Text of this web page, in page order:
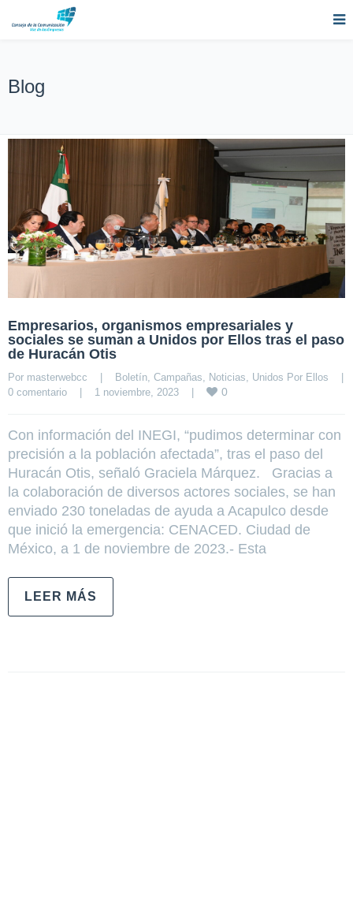
Blog
Empresarios, organismos empresariales y
sociales se suman a Unidos por Ellos tras el paso
de Huracán Otis
Por masterwebcc | Boletín Campañas Noticias Unidos Por Ellos
|
0 comentario
| 1 noviembre, 2023 | 0
Con información del INEGI, “pudimos determinar con
precisión a la población afectada”, tras el paso del
Huracán Otis, señaló Graciela Márquez. Gracias a
la colaboración de diversos actores sociales, se han
enviado 230 toneladas de ayuda a Acapulco desde
que inició la emergencia: CENACED. Ciudad de
México, a 1 de noviembre de 2023.- Esta
LEER MÁS